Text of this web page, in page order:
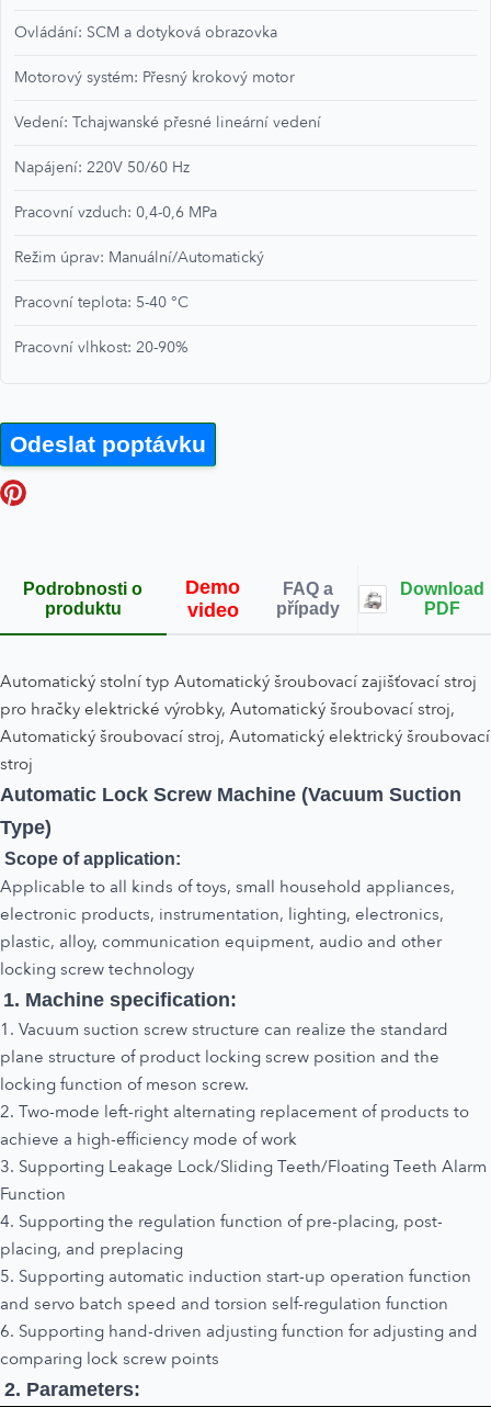
Ovládání: SCM a dotyková obrazovka
Motorový systém: Přesný krokový motor
Vedení: Tchajwanské přesné lineární vedení
Napájení: 220V 50/60 Hz
Pracovní vzduch: 0,4-0,6 MPa
Režim úprav: Manuální/Automatický
Pracovní teplota: 5-40 °C
Pracovní vlhkost: 20-90%
Odeslat poptávku
Podrobnosti o
produktu
Demo
video
FAQ a
případy
Download
PDF
Automatický stolní typ Automatický šroubovací zajišťovací stroj
pro hračky elektrické výrobky, Automatický šroubovací stroj,
Automatický šroubovací stroj, Automatický elektrický šroubovací
stroj
Automatic Lock Screw Machine (Vacuum Suction
Type)
Scope of application:
Applicable to all kinds of toys, small household appliances,
electronic products, instrumentation, lighting, electronics,
plastic, alloy, communication equipment, audio and other
locking screw technology
1. Machine specification:
1. Vacuum suction screw structure can realize the standard
plane structure of product locking screw position and the
locking function of meson screw.
2. Two-mode left-right alternating replacement of products to
achieve a high-efficiency mode of work
3. Supporting Leakage Lock/Sliding Teeth/Floating Teeth Alarm
Function
4. Supporting the regulation function of pre-placing, post-
placing, and preplacing
5. Supporting automatic induction start-up operation function
and servo batch speed and torsion self-regulation function
6. Supporting hand-driven adjusting function for adjusting and
comparing lock screw points
2. Parameters: